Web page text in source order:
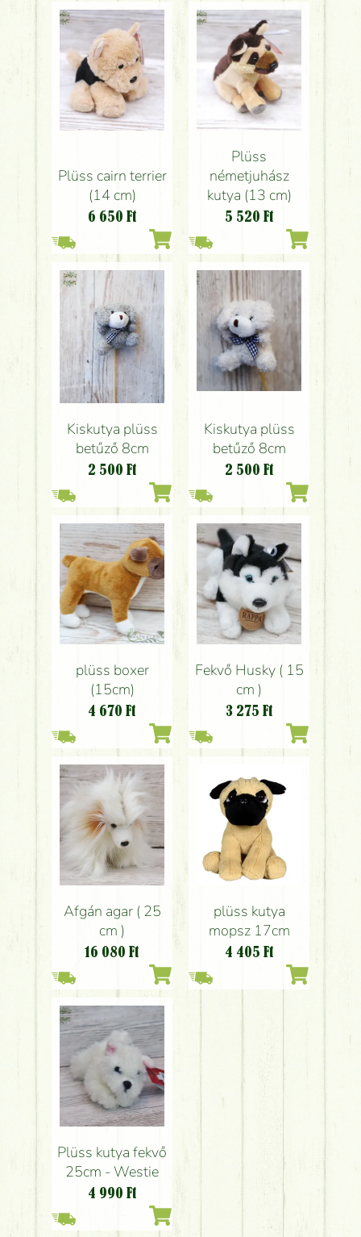
Plüss cairn terrier
(14 cm)
6 650 Ft
Plüss
németjuhász
kutya (13 cm)
5 520 Ft
Kiskutya plüss
betűző 8cm
2 500 Ft
Kiskutya plüss
betűző 8cm
2 500 Ft
plüss boxer
(15cm)
4 670 Ft
Fekvő Husky ( 15
cm )
3 275 Ft
Afgán agar ( 25
cm )
16 080 Ft
plüss kutya
mopsz 17cm
4 405 Ft
Plüss kutya fekvő
25cm - Westie
4 990 Ft